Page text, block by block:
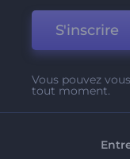
S'inscrire
Vous pouvez
tout moment.